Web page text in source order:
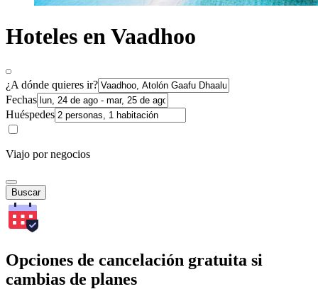
Hoteles en Vaadhoo
¿A dónde quieres ir?
Fechas
Huéspedes
Viajo por negocios
Buscar
Opciones de cancelación gratuita si
cambias de planes